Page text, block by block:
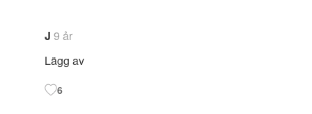
J 9 år
Lägg av
6